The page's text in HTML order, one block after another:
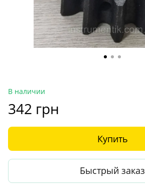
В наличии
342 грн
Купить
Быстрый заказ